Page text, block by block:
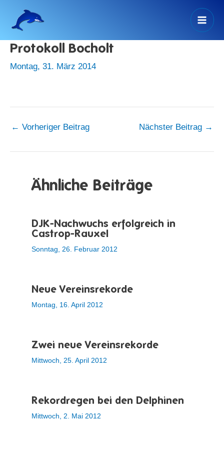
Inhalt
springen
Protokoll Bocholt
Montag, 31. März 2014
← Vorheriger Beitrag Nächster Beitrag →
Ähnliche Beiträge
DJK-Nachwuchs erfolgreich in
Castrop-Rauxel
Sonntag, 26. Februar 2012
Neue Vereinsrekorde
Montag, 16. April 2012
Zwei neue Vereinsrekorde
Mittwoch, 25. April 2012
Rekordregen bei den Delphinen
Mittwoch, 2. Mai 2012